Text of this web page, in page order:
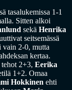
tasalukemissa 1-1
Sitten alkoi
sekä Henrika
seitsemässä
vain 2-0, mutta
kertaa.
tehot 2+3, Eerika
1+2. Omaa
Hokkinen ehti